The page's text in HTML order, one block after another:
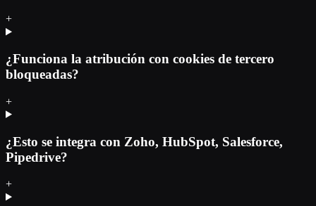
+
¿Funciona la atribución con cookies de tercero
bloqueadas?
+
¿Esto se integra con Zoho, HubSpot, Salesforce,
Pipedrive?
+